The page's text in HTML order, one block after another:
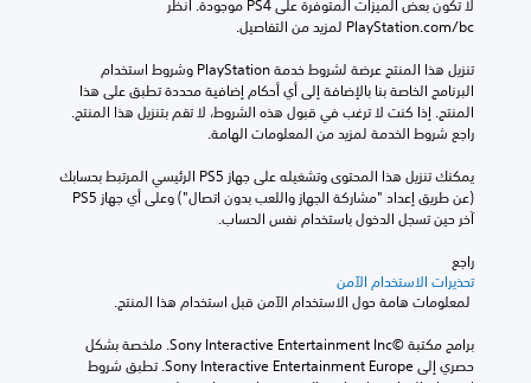
‎PlayStation.com/bc لمزيد من التفاصيل.
راجع شروط الخدمة لمزيد من المعلومات الهامة.
آخر حين تسجل الدخول باستخدام نفس الحساب.
راجع
تحذيرات الاستخدام الآمن